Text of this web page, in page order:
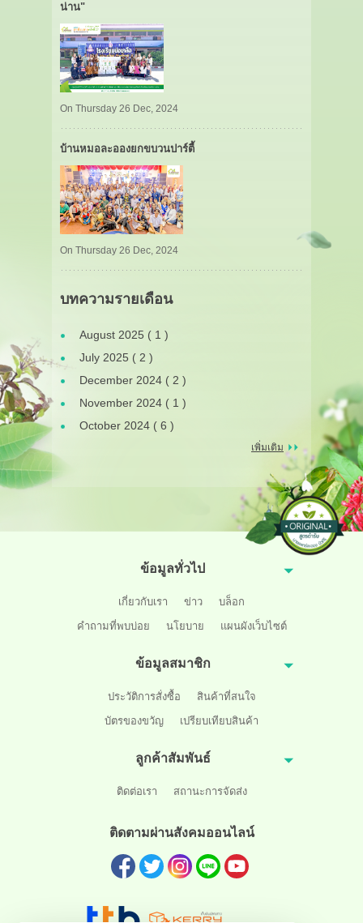
น่าน"
On Thursday 26 Dec, 2024
บ้านหมอละอองยกขบวนปาร์ตี้
On Thursday 26 Dec, 2024
บทความรายเดือน
August 2025 ( 1 )
July 2025 ( 2 )
December 2024 ( 2 )
November 2024 ( 1 )
October 2024 ( 6 )
เพิ่มเติม
ข้อมูลทั่วไป
เกี่ยวกับเรา ข่าว
บล็อก
คำถามที่พบบ่อย
นโยบาย แผนผังเว็บไซต์
ข้อมูลสมาชิก
ประวัติการสั่งซื้อ
สินค้าที่สนใจ
บัตรของขวัญ
เปรียบเทียบสินค้า
ลูกค้าสัมพันธ์
ติดต่อเรา สถานะการจัดส่ง
ติดตามผ่านสังคมออนไลน์